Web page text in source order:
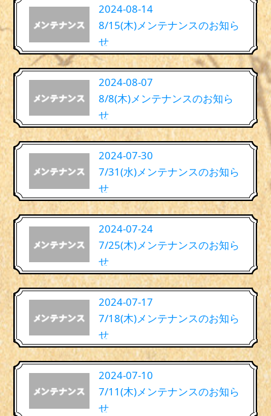
2024-08-14
8/15(木)メンテナンスのお知ら
せ
2024-08-07
8/8(木)メンテナンスのお知ら
せ
2024-07-30
7/31(水)メンテナンスのお知ら
せ
2024-07-24
7/25(木)メンテナンスのお知ら
せ
2024-07-17
7/18(木)メンテナンスのお知ら
せ
2024-07-10
7/11(木)メンテナンスのお知ら
せ